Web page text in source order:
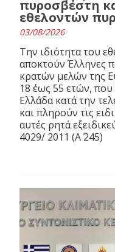
πυροσβέστη
εθελοντών
03/08/2026
Την ιδιότητα του
αποκτούν Έλληνες
κρατών μελών της
18 έως 55 ετών,
Ελλάδα κατά την
και πληρούν τις
αυτές ρητά
4029/ 2011 (Α΄ 245)